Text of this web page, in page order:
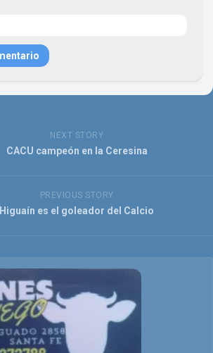
NEXT STORY
CACU campeón en la Ceresina
PREVIOUS STORY
Higuaín es el goleador del Calcio